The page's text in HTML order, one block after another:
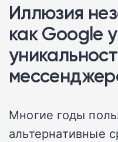
Иллюзия
как Google
Многие годы
альтернативные